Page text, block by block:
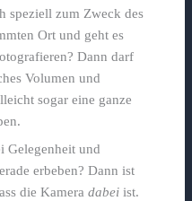
speziell zum Zweck des
Ort und geht es
Dann darf
Volumen und
sogar eine ganze
Gelegenheit und
erbeben? Dann ist
die Kameradabei ist.